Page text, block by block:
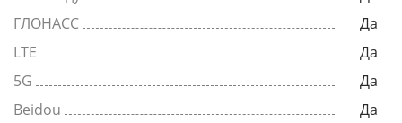
ГЛОНАСС
Да
LTE
Да
5G
Да
Beidou
Да